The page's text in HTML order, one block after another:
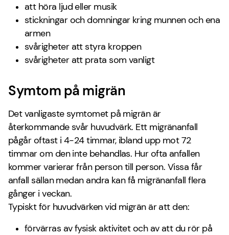
att höra ljud eller musik
stickningar och domningar kring munnen och ena
armen
svårigheter att styra kroppen
svårigheter att prata som vanligt
Symtom på migrän
Det vanligaste symtomet på migrän är
återkommande svår huvudvärk. Ett migränanfall
pågår oftast i 4-24 timmar, ibland upp mot 72
timmar om den inte behandlas. Hur ofta anfallen
kommer varierar från person till person. Vissa får
anfall sällan medan andra kan få migränanfall flera
gånger i veckan.
Typiskt för huvudvärken vid migrän är att den:
förvärras av fysisk aktivitet och av att du rör på